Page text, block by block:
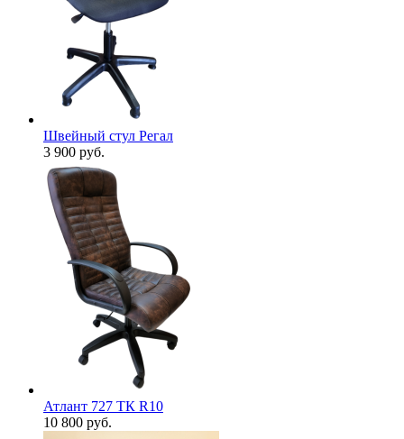
Швейный стул Регал
3 900 руб.
Атлант 727 ТК R10
10 800 руб.